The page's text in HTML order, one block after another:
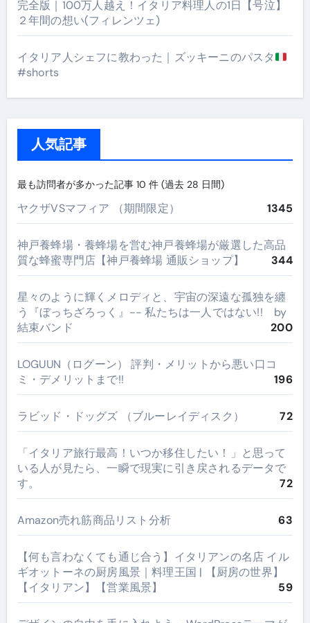
完全版｜100万人越え！イタリア料理人の1日【号泣】
２年間の想い(フィレンツェ)
イタリア人シェフに教わった｜ズッキーニのパスタ
#shorts
人気記事
最も訪問者が多かった記事 10 件 (過去 28 日間)
ヤクザVSマフィア （期間限定） 1345
神戸養蜂場・養蜂場を営む神戸養蜂場が厳選した高品
質な蜂蜜専門店【神戸養蜂場 通販ショップ】
344
星々のように輝くメロディと、宇宙の深遠な孤独を纏
う『ぼっちざろっく』-- 私たちは一人ではない!! by
結束バンド
200
LOGUUN（ログーン） 評判・メリットから悪い口コ
ミ・デメリットまで!!
196
ラビッド・ドッグズ （ブルーレイディスク） 72
​「イタリア旅行最高！いつか移住したい！」と思って
いる人が見たら、一瞬で現実に引き戻されるデータで
す。
72
Amazon売れ筋商品リスト分析 63
【何も言わなくても通じ合う】イタリアンの名店 イル
ギオットーネの厨房風景｜料理王国 | 【厨房の世界】
【イタリアン】【営業風景】
59